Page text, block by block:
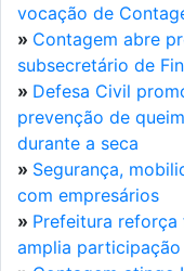
vocação de
» Contagem abre
subsecretário de
» Defesa Civil
prevenção de
durante a seca
» Segurança,
com empresários
» Prefeitura
amplia